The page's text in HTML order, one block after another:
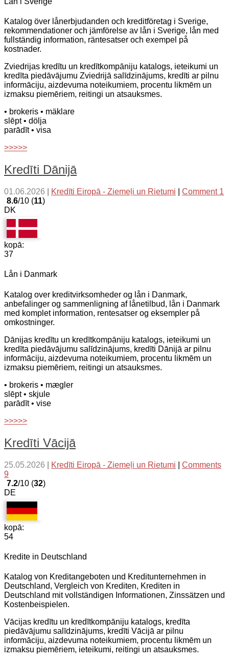
Katalog över lånerbjudanden och kreditföretag i Sverige,
rekommendationer och jämförelse av lån i Sverige, lån med
fullständig information, räntesatser och exempel på
kostnader.
Zviedrijas kredītu un kredītkompāniju katalogs, ieteikumi un
kredīta piedāvājumu Zviedrijā salīdzinājums, kredīti ar pilnu
informāciju, aizdevuma noteikumiem, procentu likmēm un
izmaksu piemēriem, reitingi un atsauksmes.
• brokeris • mäklare
slēpt• dölja
parādīt• visa
>>>>>
Kredīti Dānijā
01.06.2026 Kredīti Eiropā - Ziemeļi un Rietumi
Comment 1
8.6/10 (11)
DK
kopā:
37
Lån i Danmark
Katalog over kreditvirksomheder og lån i Danmark,
anbefalinger og sammenligning af lånetilbud, lån i Danmark
med komplet information, rentesatser og eksempler på
omkostninger.
Dānijas kredītu un kredītkompāniju katalogs, ieteikumi un
kredīta piedāvājumu salīdzinājums, kredīti Dānijā ar pilnu
informāciju, aizdevuma noteikumiem, procentu likmēm un
izmaksu piemēriem, reitingi un atsauksmes.
• brokeris • mægler
slēpt• skjule
parādīt• vise
>>>>>
Kredīti Vācijā
25.05.2026 Kredīti Eiropā - Ziemeļi un Rietumi
Comments
9
7.2/10 (32)
DE
kopā:
54
Kredite in Deutschland
Katalog von Kreditangeboten und Kreditunternehmen in
Deutschland, Vergleich von Krediten, Krediten in
Deutschland mit vollständigen Informationen, Zinssätzen und
Kostenbeispielen.
Vācijas kredītu un kredītkompāniju katalogs, kredīta
piedāvājumu salīdzinājums, kredīti Vācijā ar pilnu
informāciju, aizdevuma noteikumiem, procentu likmēm un
izmaksu piemēriem, ieteikumi, reitingi un atsauksmes.